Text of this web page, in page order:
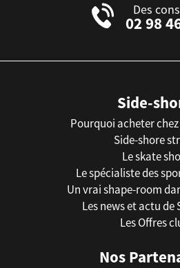
Des
02 98
Side-
Pourquoi acheter
Side-shore
Le skate
Le spécialiste des
Un vrai shape-room
Les news et actu de
Les Offres
Nos